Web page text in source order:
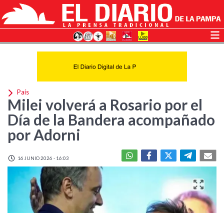
País
Milei volverá a Rosario por el
Día de la Bandera acompañado
por Adorni
16 JUNIO 2026 - 16:03